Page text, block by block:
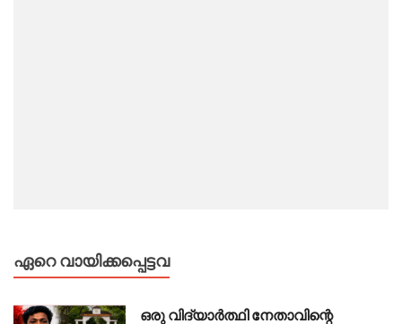
ഏറെ വായിക്കപ്പെട്ടവ
ഒരു വിദ്യാർത്ഥി നേതാവിന്റെ